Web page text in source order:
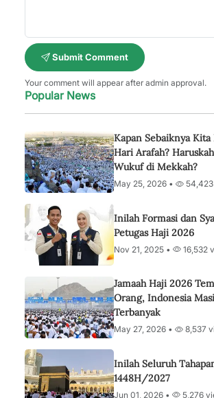
Submit Comment
Your comment will appear after admin approval.
Popular News
Kapan Sebaiknya Kita
Hari Arafah?
Wukuf di Mekkah?
May 25, 2026 •
Inilah Formasi dan
Petugas Haji 2026
Nov 21, 2025 • 16,532
Jamaah Haji 2026
Orang, Indonesia
Terbanyak
May 27, 2026 • 8,537
Inilah Seluruh
1448H/2027
Jun 01, 2026 • 5,276